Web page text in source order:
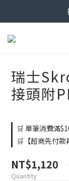
瑞士
接頭附
🛒 單筆消費滿
🛒【超商先付
NT$1,120
Quantity